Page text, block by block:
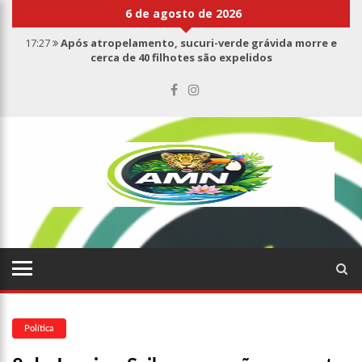
6 de agosto de 2026
17:27
Após atropelamento, sucuri-verde grávida morre e
cerca de 40 filhotes são expelidos
suspeita de botulismo
Saiba quem é Mazinho da Ecobarreira, candidato a vereador
de Manaus (vídeo)
Consumidores denunciam falta de preços em produtos e até
mau cheiro em freezer de supermercado na Cidade Nova
Justiça proíbe ex-prefeito de chegar perto de prefeita de
Nhamundá, no AM
15:01
Carro envolvido em acidente fatal pertencia a Wanderley
13:43
07:21 Grave explosão em clube de tiro deixa quatro vítimas fatais
18:42
Preço médio da gasolina registra queda e vai a R$ 5,04 no
Política